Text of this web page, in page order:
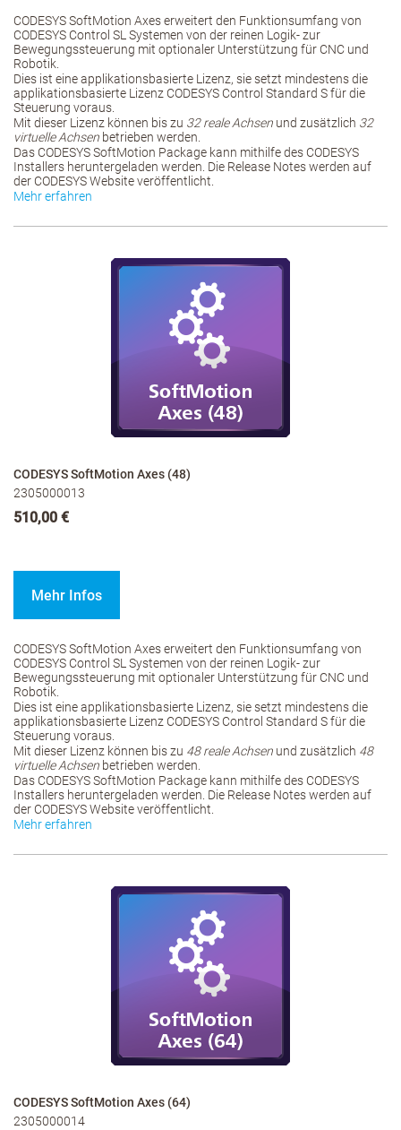
CODESYS SoftMotion Axes erweitert den Funktionsumfang von
CODESYS Control SL Systemen von der reinen Logik- zur
Bewegungssteuerung mit optionaler Unterstützung für CNC und
Robotik.
Dies ist eine applikationsbasierte Lizenz, sie setzt mindestens die
applikationsbasierte Lizenz CODESYS Control Standard S für die
Steuerung voraus.
Mit dieser Lizenz können bis zu 32 reale Achsen und zusätzlich 32
virtuelle Achsen betrieben werden.
Das CODESYS SoftMotion Package kann mithilfe des CODESYS
Installers heruntergeladen werden. Die Release Notes werden auf
der CODESYS Website veröffentlicht.
Mehr erfahren
CODESYS SoftMotion Axes (48)
2305000013
510,00 €
Mehr Infos
CODESYS SoftMotion Axes erweitert den Funktionsumfang von
CODESYS Control SL Systemen von der reinen Logik- zur
Bewegungssteuerung mit optionaler Unterstützung für CNC und
Robotik.
Dies ist eine applikationsbasierte Lizenz, sie setzt mindestens die
applikationsbasierte Lizenz CODESYS Control Standard S für die
Steuerung voraus.
Mit dieser Lizenz können bis zu 48 reale Achsen und zusätzlich 48
virtuelle Achsen betrieben werden.
Das CODESYS SoftMotion Package kann mithilfe des CODESYS
Installers heruntergeladen werden. Die Release Notes werden auf
der CODESYS Website veröffentlicht.
Mehr erfahren
CODESYS SoftMotion Axes (64)
2305000014